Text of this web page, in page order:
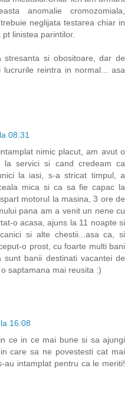
anomalie cromozomiala,
neglijata testarea chiar in
linistea parintilor.
si obositoare, dar de
reintra in normal... asa
08:31
nimic placut, am avut o
la servici si cand credeam ca
la iasi, s-a stricat timpul, a
mica si ca sa fie capac la
motorul la masina, 3 ore de
pana am a venit un nene cu
o acasa, ajuns la 11 noapte si
si alte chestii...asa ca, si
o prost, cu foarte multi bani
banii destinati vacantei de
saptamana mai reusita :)
16:08
ce in ce mai bune si sa ajungi
care sa ne povestesti cat mai
au intamplat pentru ca le meriti!